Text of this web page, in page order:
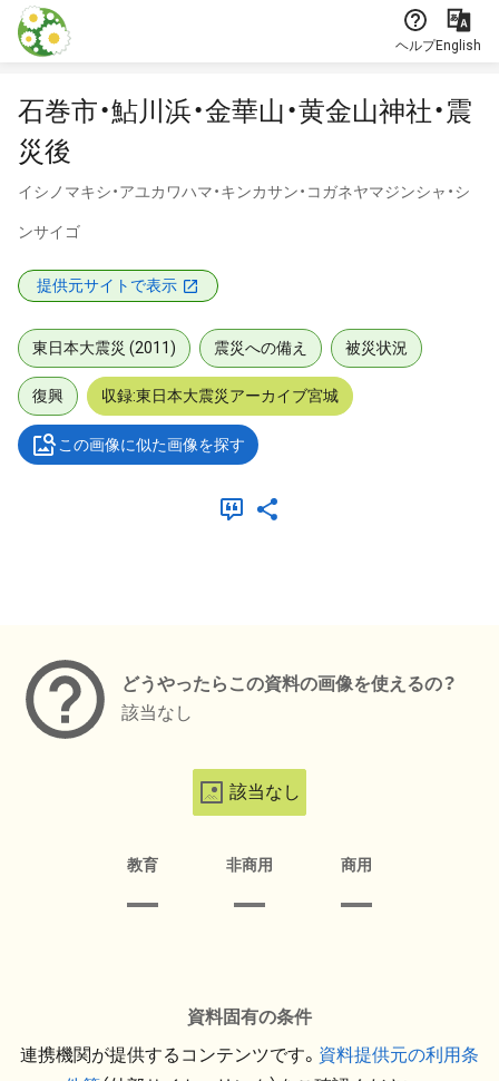
本文に飛ぶ
ヘルプEnglish
石巻市・鮎川浜・金華山・黄金山神社・震
災後
イシノマキシ・アユカワハマ・キンカサン・コガネヤマジンシャ・シ
ンサイゴ
提供元サイトで表示
東日本大震災 (2011) 震災への備え 被災状況
復興 収録:東日本大震災アーカイブ宮城
この画像に似た画像を探す
どうやったらこの資料の画像を使えるの？
該当なし
該当なし
教育 非商用 商用
資料固有の条件
連携機関が提供するコンテンツです。 資料提供元の利用条